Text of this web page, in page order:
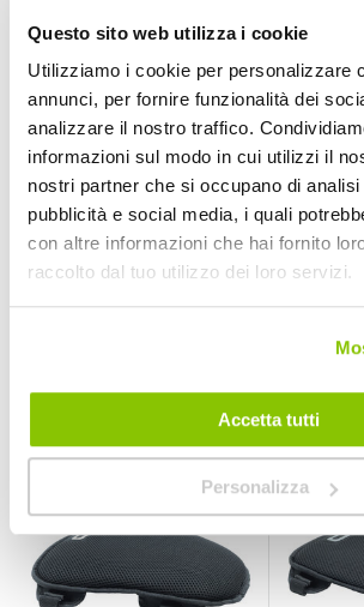
Questo sito web utilizza i cookie
Utilizziamo i cookie per personalizzare
annunci, per fornire funzionalità dei
analizzare il nostro traffico.
informazioni sul modo in cui utilizzi il
nostri partner che si occupano di analisi
pubblicità e social media, i quali
con altre informazioni che hai fornito
raccolto dal tuo utilizzo dei loro servizi.
Accetta tutti
Personalizza
Cuscino sella Hot
OXFORD
12V
48H gratuita!
OJ
Nero Tg
69,95 €
48H